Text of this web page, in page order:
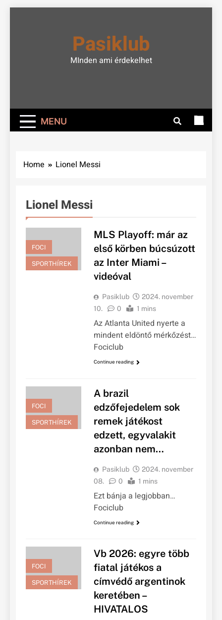
Pasiklub
MInden ami érdekelhet
MENU
Home Lionel Messi
Lionel Messi
FOCI
SPORTHÍREK
MLS Playoff: már az
első körben búcsúzott
az Inter Miami –
videóval
Pasiklub
2024. november
10.
0 1 mins
Az Atlanta United nyerte a
mindent eldöntő mérkőzést…
Fociclub
Continue reading
FOCI
SPORTHÍREK
A brazil
edzőfejedelem sok
remek játékost
edzett, egyvalakit
azonban nem…
Pasiklub
2024. november
08.
0 1 mins
Ezt bánja a legjobban…
Fociclub
Continue reading
FOCI
SPORTHÍREK
Vb 2026: egyre több
fiatal játékos a
címvédő argentinok
keretében –
HIVATALOS